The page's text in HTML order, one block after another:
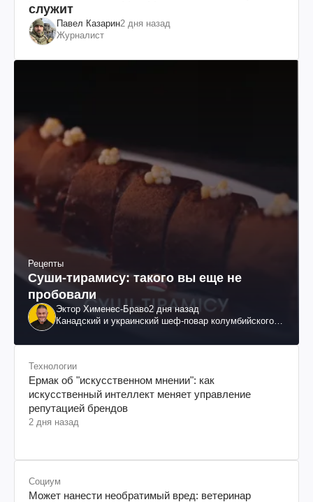
служит
Павел Казарин2 дня назад
Журналист
Рецепты
Суши-тирамису: такого вы еще не
пробовали
Эктор Хименес-Браво2 дня назад
Канадский и украинский шеф-повар колумбийского
Технологии
Ермак об "искусственном мнении": как
искусственный интеллект меняет управление
репутацией брендов
2 дня назад
Социум
Может нанести необратимый вред: ветеринар